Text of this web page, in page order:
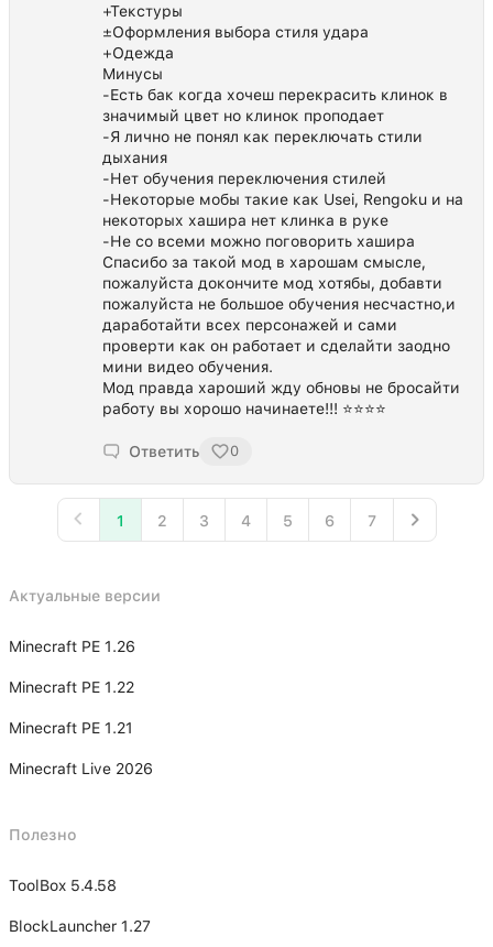
+Текстуры
±Оформления выбора стиля удара
+Одежда
Минусы
-Есть бак когда хочеш перекрасить клинок в
значимый цвет но клинок проподает
-Я лично не понял как переключать стили
дыхания
-Нет обучения переключения стилей
-Некоторые мобы такие как Usei, Rengoku и на
некоторых хашира нет клинка в руке
-Не со всеми можно поговорить хашира
Спасибо за такой мод в харошам смысле,
пожалуйста докончите мод хотябы, добавти
пожалуйста не большое обучения несчастно,и
даработайти всех персонажей и сами
проверти как он работает и сделайти заодно
мини видео обучения.
Мод правда хароший жду обновы не бросайти
работу вы хорошо начинаете!!! ⭐⭐⭐⭐
Ответить 0
1 2 3 4 5 6 7
Актуальные версии
Minecraft PE 1.26
Minecraft PE 1.22
Minecraft PE 1.21
Minecraft Live 2026
Полезно
ToolBox 5.4.58
BlockLauncher 1.27